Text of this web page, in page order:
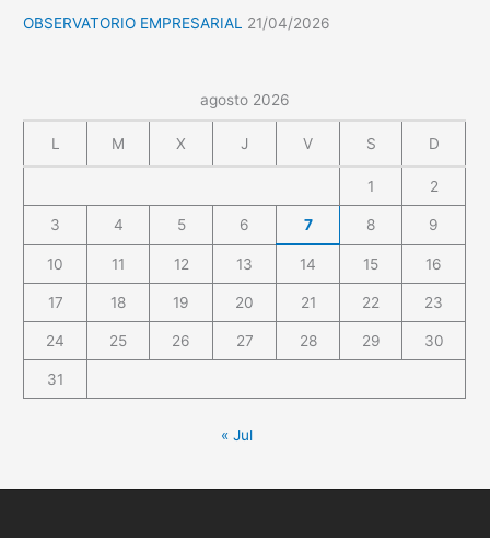
OBSERVATORIO EMPRESARIAL
21/04/2026
agosto 2026
L M X J V S D
1 2
3 4 5 6 7 8 9
10 11 12 13 14 15 16
17 18 19 20 21 22 23
24 25 26 27 28 29 30
31
« Jul